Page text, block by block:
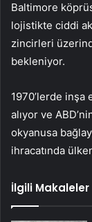
Baltimore
lojistikte ciddi
zincirleri
bekleniyor.
1970’lerde
alıyor ve
okyanusa
ihracatında
İlgili Makaleler